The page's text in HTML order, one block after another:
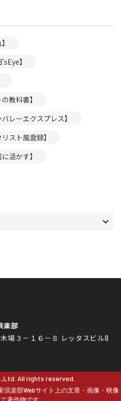
】
教科書】
レーエクスプレス】
スト風雲録】
活かす】
楽部
場３－１６－８ レッタスビル8
All rights reserved.
楽部Webサイト上の文章・画像・映像